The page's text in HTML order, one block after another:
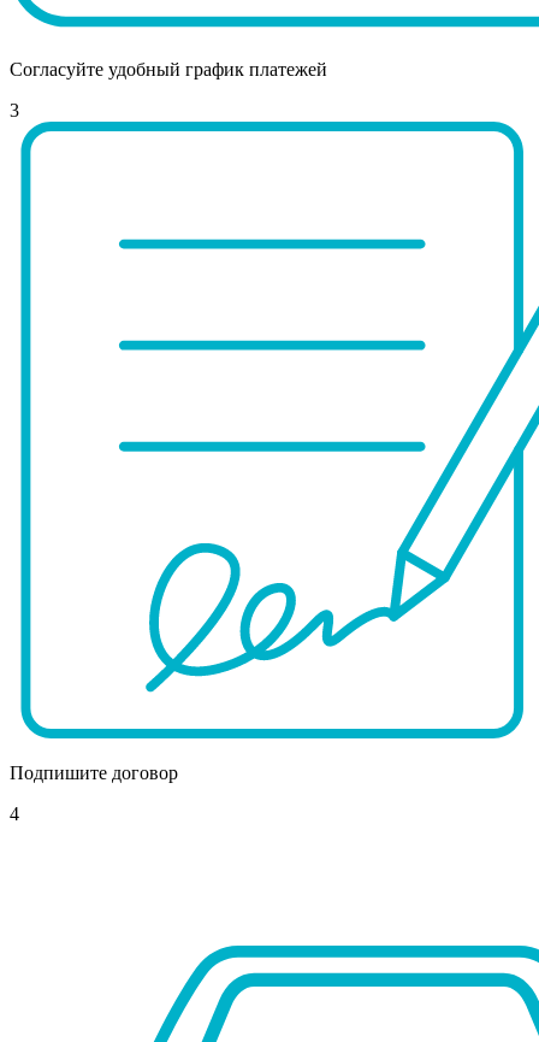
Согласуйте удобный график платежей
3
Подпишите договор
4